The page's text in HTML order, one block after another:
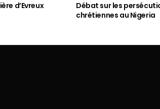
d’Evreux
Débat sur les
chrétiennes au Nigeria